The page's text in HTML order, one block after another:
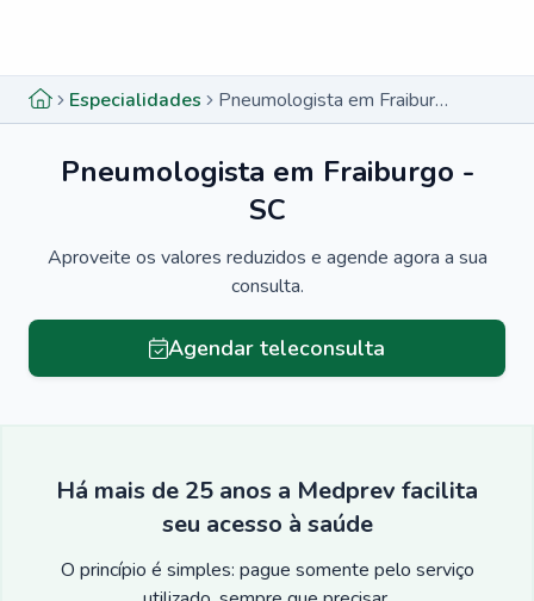
Especialidades Pneumologista em Fraiburgo - SC
Pneumologista em Fraiburgo -
SC
Aproveite os valores reduzidos e agende agora a sua
consulta.
Agendar teleconsulta
Há mais de 25 anos a Medprev facilita
seu acesso à saúde
O princípio é simples: pague somente pelo serviço